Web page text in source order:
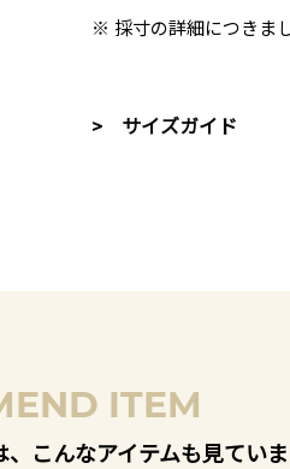
※ 採寸の詳細につきま
> サイズガイド
ITEM
こんなアイテムも見てい